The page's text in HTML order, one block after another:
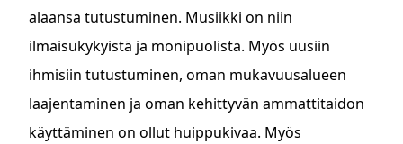
alaansa tutustuminen. Musiikki on niin
ilmaisukykyistä ja monipuolista. Myös uusiin
ihmisiin tutustuminen, oman mukavuusalueen
laajentaminen ja oman kehittyvän ammattitaidon
käyttäminen on ollut huippukivaa. Myös